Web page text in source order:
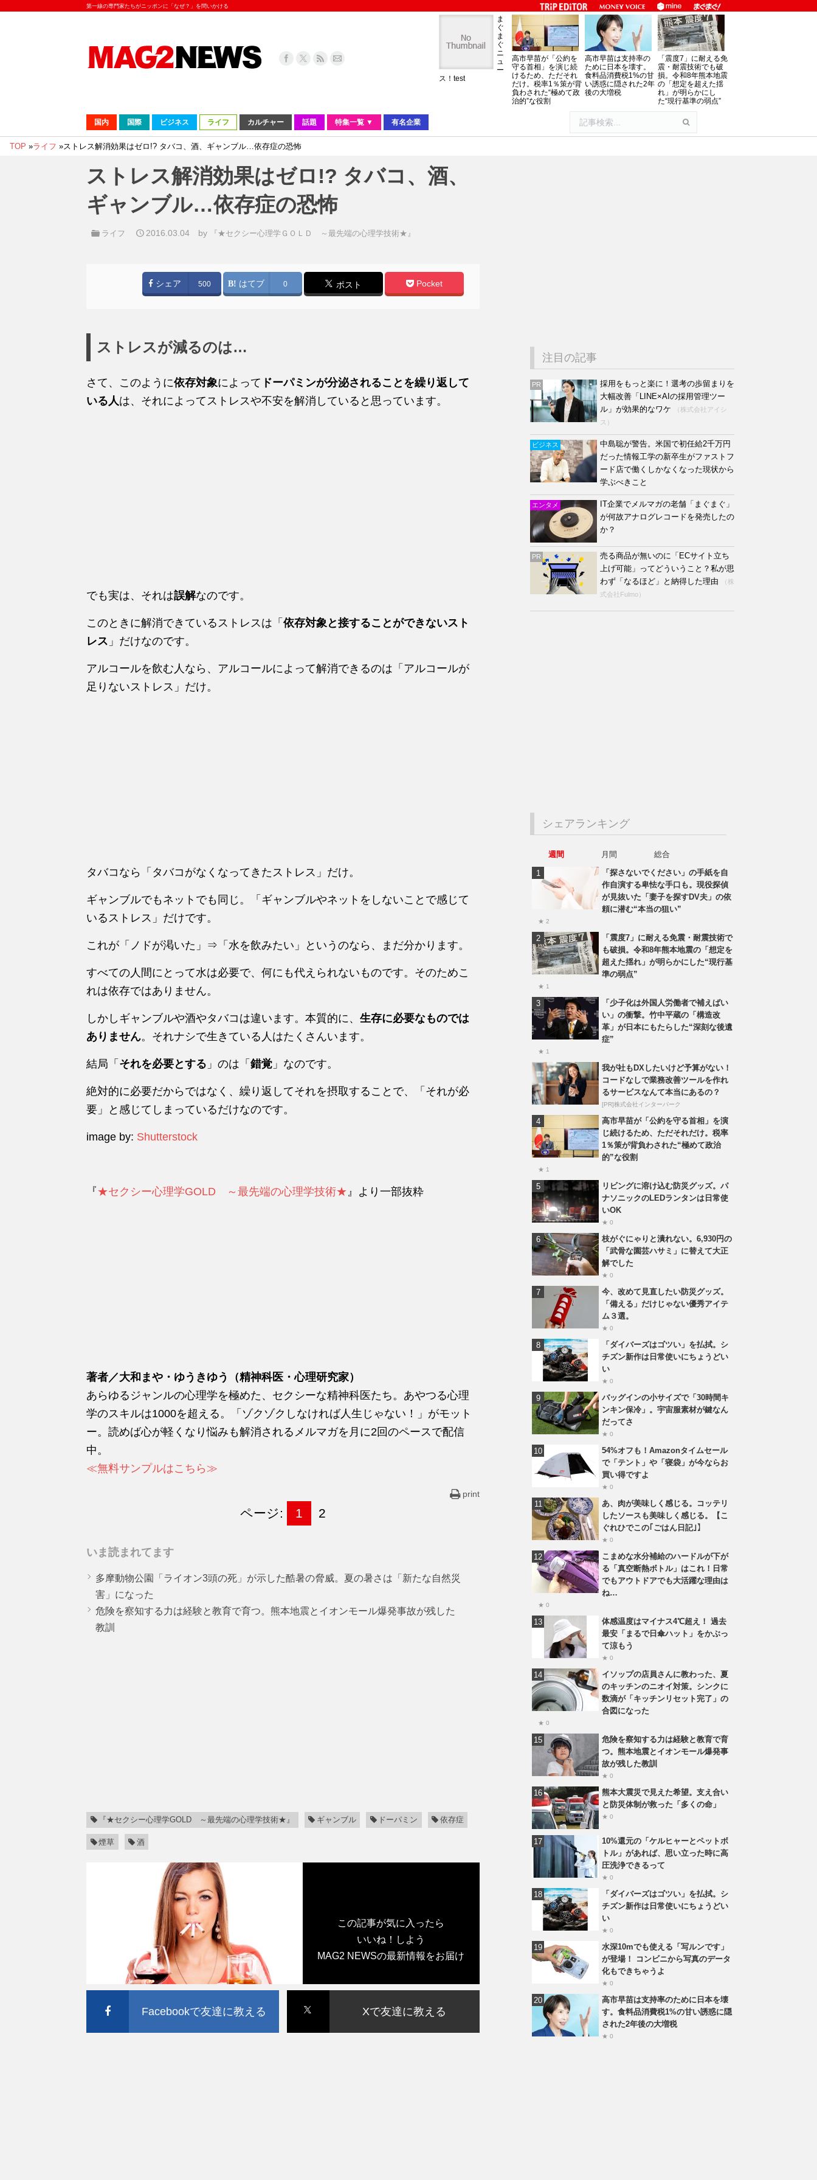
第一線の専門家たちがニッポンに「なぜ？」を問いかける
ま
ぐ
ま
ぐ
ニ
ュ
ー
ス！test
高市早苗が「公約を
守る首相」を演じ続
けるため、ただそれ
だけ。税率1％策が背
負わされた“極めて政
治的”な役割
高市早苗は支持率の
ために日本を壊す。
食料品消費税1%の甘
い誘惑に隠された2年
後の大増税
「震度7」に耐える免
震・耐震技術でも破
損。令和8年熊本地震
の「想定を超えた揺
れ」が明らかにし
た“現行基準の弱点”
国内 国際 ビジネス ライフ カルチャー 話題 特集一覧 ▼ 有名企業
TOP »ライフ »ストレス解消効果はゼロ!? タバコ、酒、ギャンブル…依存症の恐怖
ストレス解消効果はゼロ!? タバコ、酒、
ギャンブル…依存症の恐怖
ライフ 2016.03.04 by 『★セクシー心理学ＧＯＬＤ ～最先端の心理学技術★』
シェア 500 はてブ 0 ポスト Pocket
ストレスが減るのは…
さて、このように依存対象によって ドーパミンが分泌されることを繰り返して
いる人は、それによってストレスや不安を解消していると思っています。
でも実は、それは誤解なのです。
このときに解消できているストレスは「 依存対象と接することができないスト
レス 」だけなのです。
アルコールを飲む人なら、アルコールによって解消できるのは「アルコールが
足りないストレス」だけ。
タバコなら「タバコがなくなってきたストレス」だけ。
ギャンブルでもネットでも同じ。「ギャンブルやネットをしないことで感じて
いるストレス」だけです。
これが「ノドが渇いた」⇒「水を飲みたい」というのなら、まだ分かります。
すべての人間にとって水は必要で、何にも代えられないものです。そのためこ
れは依存ではありません。
しかしギャンブルや酒やタバコは違います。本質的に、 生存に必要なものでは
ありません。それナシで生きている人はたくさんいます。
結局「 それを必要とする 」のは「 錯覚 」なのです。
絶対的に必要だからではなく、繰り返してそれを摂取することで、「それが必
要」と感じてしまっているだけなのです。
image by: Shutterstock
『★セクシー心理学GOLD ～最先端の心理学技術★ 』より一部抜粋
著者／大和まや・ゆうきゆう（精神科医・心理研究家）
あらゆるジャンルの心理学を極めた、セクシーな精神科医たち。あやつる心理
学のスキルは1000を超える。「ゾクゾクしなければ人生じゃない！」がモット
ー。読めば心が軽くなり悩みも解消されるメルマガを月に2回のペースで配信
中。
≪無料サンプルはこちら≫
print
ページ: 1 2
いま読まれてます
多摩動物公園「ライオン3頭の死」が示した酷暑の脅威。夏の暑さは「新たな自然災
害」になった
危険を察知する力は経験と教育で育つ。熊本地震とイオンモール爆発事故が残した
教訓
『★セクシー心理学GOLD ～最先端の心理学技術★』 ギャンブル ドーパミン 依存症
煙草 酒
この記事が気に入ったら
いいね！しよう
MAG2 NEWSの最新情報をお届け
Facebookで友達に教える Xで友達に教える
注目の記事
PR
採用をもっと楽に！選考の歩留まりを
大幅改善「LINE×AIの採用管理ツー
ル」が効果的なワケ
（株式会社アイシ
ス）
ビジネス
中島聡が警告。米国で初任給2千万円
だった情報工学の新卒生がファストフ
ード店で働くしかなくなった現状から
学ぶべきこと
エンタメ
IT企業でメルマガの老舗「まぐまぐ」
が何故アナログレコードを発売したの
か？
PR
売る商品が無いのに「ECサイト立ち
上げ可能」ってどういうこと？私が思
わず「なるほど」と納得した理由
（株
式会社Fulmo）
シェアランキング
週間 月間
総合
「探さないでください」の手紙を自
作自演する卑怯な手口も。現役探偵
が見抜いた「妻子を探すDV夫」の依
頼に潜む“本当の狙い”
★ 2
「震度7」に耐える免震・耐震技術で
も破損。令和8年熊本地震の「想定を
超えた揺れ」が明らかにした“現行基
準の弱点”
★ 1
「少子化は外国人労働者で補えばい
い」の衝撃。竹中平蔵の「構造改
革」が日本にもたらした“深刻な後遺
症”
★ 1
我が社もDXしたいけど予算がない！
コードなしで業務改善ツールを作れ
るサービスなんて本当にあるの？
[PR]株式会社インターパーク
高市早苗が「公約を守る首相」を演
じ続けるため、ただそれだけ。税率
1％策が背負わされた“極めて政治
的”な役割
★ 1
リビングに溶け込む防災グッズ。パ
ナソニックのLEDランタンは日常使
いOK
★ 0
枝がぐにゃりと潰れない。6,930円の
「武骨な園芸ハサミ」に替えて大正
解でした
★ 0
今、改めて見直したい防災グッズ。
「備える」だけじゃない優秀アイテ
ム３選。
★ 0
「ダイバーズはゴツい」を払拭。シ
チズン新作は日常使いにちょうどい
い
★ 0
バッグインの小サイズで「30時間キ
ンキン保冷」。宇宙服素材が鍵なん
だってさ
★ 0
54%オフも！Amazonタイムセール
で「テント」や「寝袋」が今ならお
買い得ですよ
★ 0
あ、肉が美味しく感じる。コッテリ
したソースも美味しく感じる。【こ
ぐれひでこの｢ごはん日記｣】
★ 0
こまめな水分補給のハードルが下が
る「真空断熱ボトル」はこれ！日常
でもアウトドアでも大活躍な理由は
ね…
★ 0
体感温度はマイナス4℃超え！ 過去
最安「まるで日傘ハット」をかぶっ
て涼もう
★ 0
イソップの店員さんに教わった、夏
のキッチンのニオイ対策。シンクに
数滴が「キッチンリセット完了」の
合図になった
★ 0
危険を察知する力は経験と教育で育
つ。熊本地震とイオンモール爆発事
故が残した教訓
★ 0
熊本大震災で見えた希望。支え合い
と防災体制が救った「多くの命」
★ 0
10%還元の「ケルヒャーとペットボ
トル」があれば、思い立った時に高
圧洗浄できるって
★ 0
「ダイバーズはゴツい」を払拭。シ
チズン新作は日常使いにちょうどい
い
★ 0
水深10mでも使える「写ルンです」
が登場！ コンビニから写真のデータ
化もできちゃうよ
★ 0
高市早苗は支持率のために日本を壊
す。食料品消費税1%の甘い誘惑に隠
された2年後の大増税
★ 0